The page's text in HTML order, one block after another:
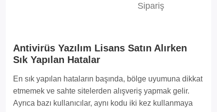
Sipariş
Antivirüs Yazılım Lisans Satın Alırken
Sık Yapılan Hatalar
En sık yapılan hataların başında, bölge uyumuna dikkat
etmemek ve sahte sitelerden alışveriş yapmak gelir.
Ayrıca bazı kullanıcılar, aynı kodu iki kez kullanmaya